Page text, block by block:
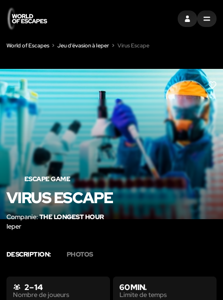
S'INSCRIREMENU
World of Escapes Jeu d'évasion à Ieper Virus Escape
LIKE
ESCAPE GAME
VIRUS ESCAPE
Companie:THE LONGEST HOUR
Ieper
DESCRIPTION: PHOTOS
2 – 14
Nombre de joueurs
60 MIN.
Limite de temps